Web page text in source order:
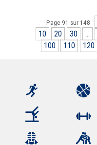
Page 91 sur 148
10
20 30 …
100
110 120